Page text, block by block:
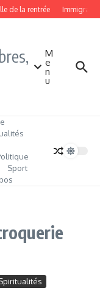
de la rentrée
M
e
n
u
Sport